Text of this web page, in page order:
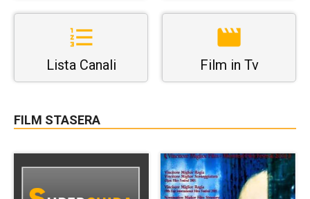
Lista Canali Film in Tv
FILM STASERA